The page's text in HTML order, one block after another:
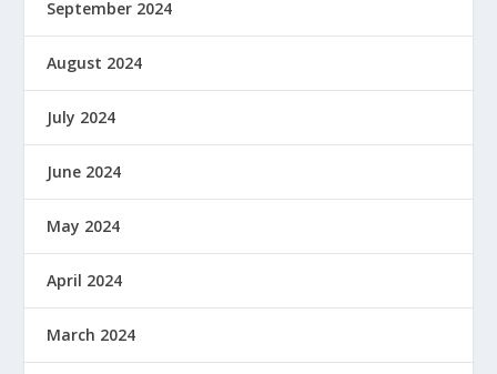
September 2024
August 2024
July 2024
June 2024
May 2024
April 2024
March 2024